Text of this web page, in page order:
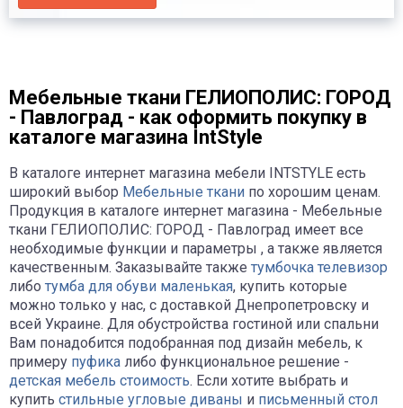
Мебельные ткани ГЕЛИОПОЛИС: ГОРОД
- Павлоград - как оформить покупку в
каталоге магазина IntStyle
В каталоге интернет магазина мебели INTSTYLE есть
широкий выбор Мебельные ткани по хорошим ценам.
Продукция в каталоге интернет магазина - Мебельные
ткани ГЕЛИОПОЛИС: ГОРОД - Павлоград имеет все
необходимые функции и параметры , а также является
качественным. Заказывайте также тумбочка телевизор
либо тумба для обуви маленькая, купить которые
можно только у нас, с доставкой Днепропетровску и
всей Украине. Для обустройства гостиной или спальни
Вам понадобится подобранная под дизайн мебель, к
примеру пуфика либо функциональное решение -
детская мебель стоимость. Если хотите выбрать и
купить стильные угловые диваны и письменный стол